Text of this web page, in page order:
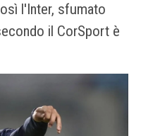
l'Inter, sfumato
il CorSport è